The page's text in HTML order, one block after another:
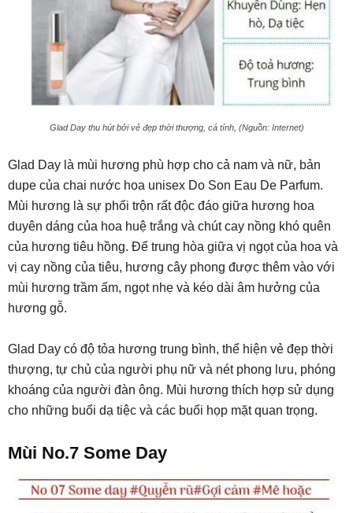
Glad Day thu hút bởi vẻ đẹp thời thượng, cá tính, (Nguồn: Internet)
Glad Day là mùi hương phù hợp cho cả nam và nữ, bản
dupe của chai nước hoa unisex Do Son Eau De Parfum.
Mùi hương là sự phối trộn rất độc đáo giữa hương hoa
duyên dáng của hoa huệ trắng và chút cay nồng khó quên
của hương tiêu hồng. Để trung hòa giữa vị ngọt của hoa và
vị cay nồng của tiêu, hương cây phong được thêm vào với
mùi hương trầm ấm, ngọt nhẹ và kéo dài âm hưởng của
hương gỗ.
Glad Day có độ tỏa hương trung bình, thể hiện vẻ đẹp thời
thượng, tự chủ của người phụ nữ và nét phong lưu, phóng
khoáng của người đàn ông. Mùi hương thích hợp sử dụng
cho những buổi dạ tiệc và các buổi họp mặt quan trọng.
Mùi No.7 Some Day